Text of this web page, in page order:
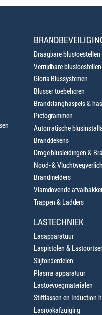
Draagbare blustoestellen
Verrijdbare blustoestellen
Gloria Blussystemen
Blusser toebehoren
Brandslanghaspels &
Pictogrammen
Automatische
Branddekens
Droge blusleidingen &
Nood- &
Brandmelders
Vlamdovende
Trappen & Ladders
LASTECHNIEK
Lasapparatuur
Laspistolen &
Slijtonderdelen
Plasma apparatuur
Lastoevoegmaterialen
Stiftlassen en Induction
Lasrookafzuiging